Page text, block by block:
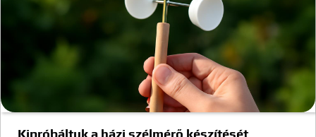
Kipróbáltuk a házi szélmérő készítését